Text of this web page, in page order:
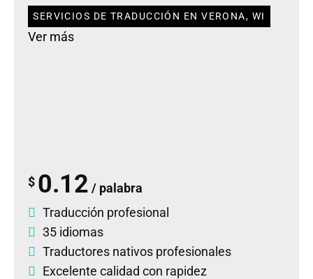
SERVICIOS DE TRADUCCIÓN EN VERONA, WI
Ver más
$ 0.12 / palabra
Traducción profesional
35 idiomas
Traductores nativos profesionales
Excelente calidad con rapidez